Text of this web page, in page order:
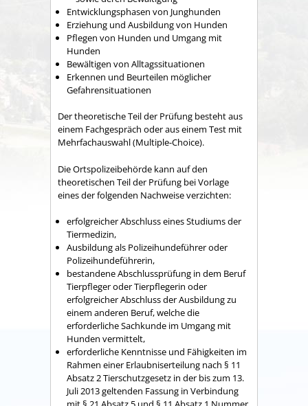
Entwicklungsphasen von Junghunden
Erziehung und Ausbildung von Hunden
Pflegen von Hunden und Umgang mit
Hunden
Bewältigen von Alltagssituationen
Erkennen und Beurteilen möglicher
Gefahrensituationen
Der theoretische Teil der Prüfung besteht aus
einem Fachgespräch oder aus einem Test mit
Mehrfachauswahl (Multiple-Choice).
Die Ortspolizeibehörde kann auf den
theoretischen Teil der Prüfung bei Vorlage
eines der folgenden Nachweise verzichten:
erfolgreicher Abschluss eines Studiums der
Tiermedizin,
Ausbildung als Polizeihundeführer oder
Polizeihundeführerin,
bestandene Abschlussprüfung in dem Beruf
Tierpfleger oder Tierpflegerin oder
erfolgreicher Abschluss der Ausbildung zu
einem anderen Beruf, welche die
erforderliche Sachkunde im Umgang mit
Hunden vermittelt,
erforderliche Kenntnisse und Fähigkeiten im
Rahmen einer Erlaubniserteilung nach § 11
Absatz 2 Tierschutzgesetz in der bis zum 13.
Juli 2013 geltenden Fassung in Verbindung